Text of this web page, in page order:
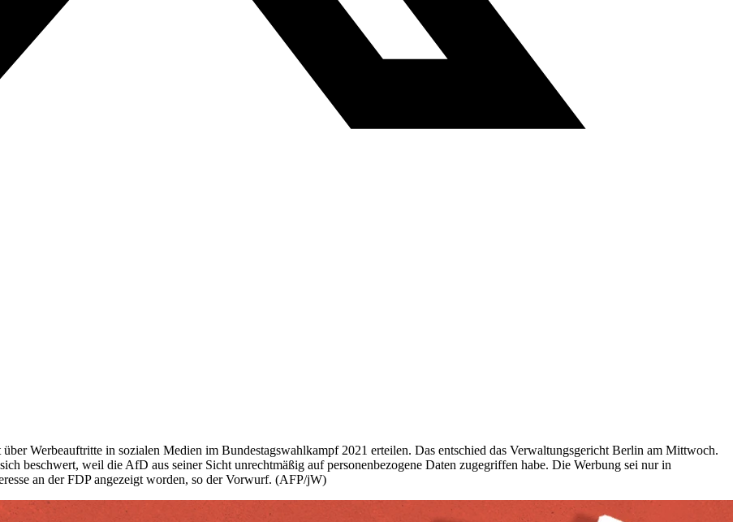
Werbeauftritte in sozialen Medien im Bundestagswahlkampf 2021 erteilen. Das entschied das Verwaltungsgericht Berlin am Mittwoch.
beschwert, weil die AfD aus seiner Sicht unrechtmäßig auf personenbezogene Daten zugegriffen habe. Die Werbung sei nur in
an der FDP angezeigt worden, so der Vorwurf. (AFP/jW)